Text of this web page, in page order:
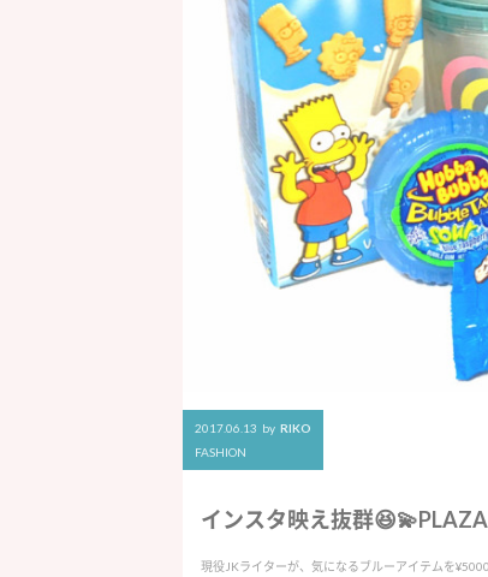
2017.06.13 by RIKO
FASHION
インスタ映え抜群
現役JKライターが、気になるブルーアイテムを